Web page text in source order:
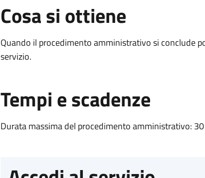
Cosa si ottiene
Quando il procedimento amministrativo si conclude
servizio.
Tempi e scadenze
Durata massima del procedimento amministrativo: